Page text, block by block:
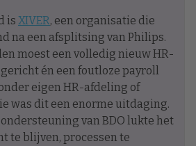
is XIVER, een organisatie die
na een afsplitsing van Philips.
moest een volledig nieuw HR-
én een foutloze payroll
eigen HR-afdeling of
was dit een enorme uitdaging.
van BDO lukte het
te blijven, processen te